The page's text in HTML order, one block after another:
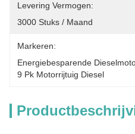
Levering Vermogen:
3000 Stuks / Maand
Markeren:
Energiebesparende
9 Pk Motorrijtuig Diesel